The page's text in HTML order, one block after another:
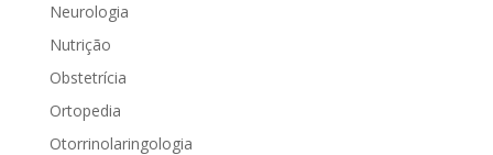
Neurologia
Nutrição
Obstetrícia
Ortopedia
Otorrinolaringologia